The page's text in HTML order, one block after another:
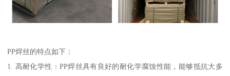
PP焊丝的特点如下：
1. 高耐化学性：PP焊丝具有良好的耐化学腐蚀性能，能够抵抗大多